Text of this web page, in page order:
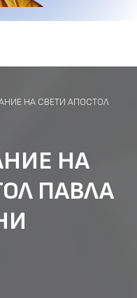
НА СВЕТИ АПОСТОЛ
НА
ПАВЛА